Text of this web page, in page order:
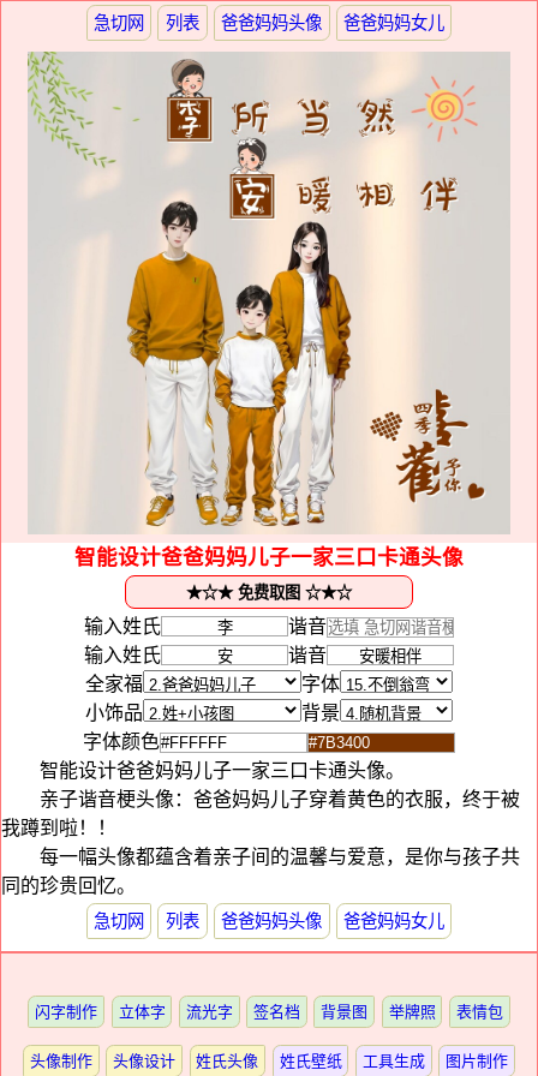
急切网 列表 爸爸妈妈头像 爸爸妈妈女儿
智能设计爸爸妈妈儿子一家三口卡通头像
输入姓氏
谐音
输入姓氏
谐音
全家福
字体
小饰品
背景
字体颜色
智能设计爸爸妈妈儿子一家三口卡通头像。
亲子谐音梗头像：爸爸妈妈儿子穿着黄色的衣服，终于被
我蹲到啦！！
每一幅头像都蕴含着亲子间的温馨与爱意，是你与孩子共
同的珍贵回忆。
急切网 列表 爸爸妈妈头像 爸爸妈妈女儿
闪字制作 立体字 流光字 签名档 背景图 举牌照 表情包
头像制作 头像设计 姓氏头像 姓氏壁纸 工具生成 图片制作